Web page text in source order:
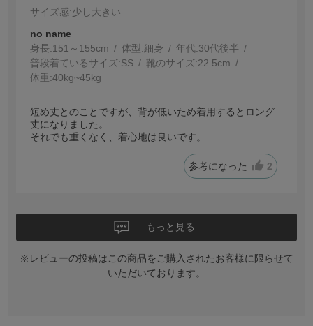
サイズ感:少し大きい
no name
身長:151～155cm 体型:細身 年代:30代後半
普段着ているサイズ:SS 靴のサイズ:22.5cm
体重:40kg~45kg
短め丈とのことですが、背が低いため着用するとロング
丈になりました。
それでも重くなく、着心地は良いです。
参考になった 2
もっと見る
※レビューの投稿はこの商品をご購入されたお客様に限らせて
いただいております。